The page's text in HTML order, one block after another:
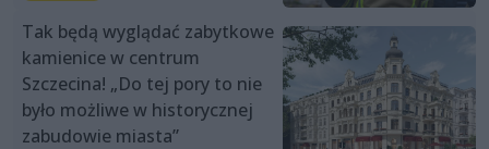
Tak będą wyglądać zabytkowe
kamienice w centrum
Szczecina! „Do tej pory to nie
było możliwe w historycznej
zabudowie miasta”